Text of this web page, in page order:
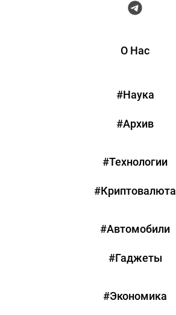
О Нас
#Наука
#Архив
#Технологии
#Криптовалюта
#Автомобили
#Гаджеты
#Экономика